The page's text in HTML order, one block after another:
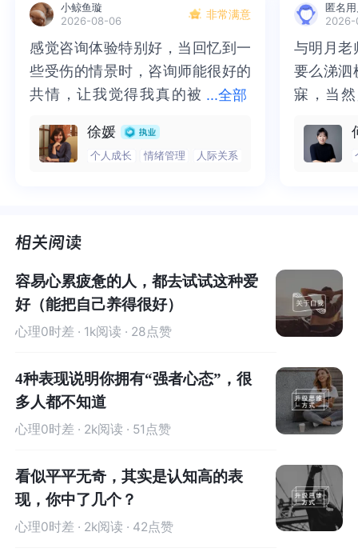
一位行者问老和尚：“您在得道前做什么？”
老和尚说：“砍柴、挑水、吃饭”。
行者问：“那得道后呢？”
老和尚说：“砍柴、挑水、做饭”。
老和尚说：“得道前，砍柴时记得挑水，挑水时记得做
饭；得道后，砍柴即砍柴，挑水即挑水，做饭即做饭。”
就像老和尚得道前一样，我们大部分人都会时常处于一种
这种分心走神的状态，其中一个原因是因为当下做的事情
太无聊，所以想要追求更有意思的事情，而另一个原因是
觉得当下过的太痛苦，想要追求更舒适的事情。
走神时，我们要么沉浸过去，要么担忧未来，要么幻想不
可能实现的情况，走神可以让我们活在任何时候，唯独不
能让我们活在当下。而只有专注于当下的时刻，我们才更
小鲸鱼璇
2026-08-06
非常满意
...全部
感觉咨询体验特别好，当回忆到一
些受伤的情景时，咨询师能很好的
共情，让我觉得我真的被
一部分未处理的情绪被注意到了，
而且当咨询师准确说出我当时的情
觉轻快了很多，感觉轻松了。很感
谢咨询师姐姐！
感觉咨询体验特别好，当回忆到一
些受伤的情景时，咨询师能很好的
共情，让我觉得我真的被抱住了。
处理的情绪被注意到了，而且当咨
询师准确说出我当时的情绪，我感
了很多，感觉轻松了。很感谢咨询
师姐姐！
徐媛
个人成长 情绪管理 人际关系
匿名
2026-
与明月老
要么涕泗
寐，当
来，觉
再困于
与明月老
要么涕泗
寐，当然
不必再
梏，更
容易心累疲惫的人，都去试试这种爱
好（能把自己养得很好）
心理0时差 · 1k阅读 · 28点赞
4种表现说明你拥有“强者心态”，很
多人都不知道
心理0时差 · 2k阅读 · 51点赞
看似平平无奇，其实是认知高的表
现，你中了几个？
心理0时差 · 2k阅读 · 42点赞